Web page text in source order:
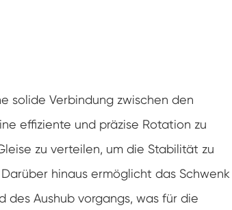
solide Verbindung zwischen den
effiziente und präzise Rotation zu
zu verteilen, um die Stabilität zu
hinaus ermöglicht das Schwenk
Aushub vorgangs, was für die